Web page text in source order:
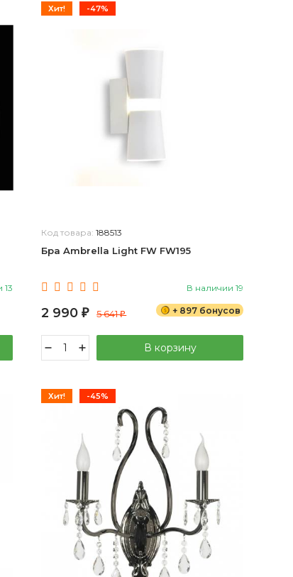
13
Хит! -47%
Код товара:188513
Бра Ambrella Light FW FW195
В наличии 19
2 990₽ 5 641₽ + 897 бонусов
В корзину
Хит! -45%